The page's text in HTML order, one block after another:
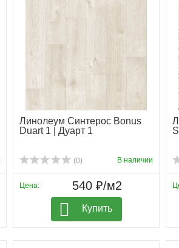
Линолеум Синтерос Bonus
Duart 1 | Дуарт 1
(0) В наличии
Цена: 540 ₽/м2
Купить